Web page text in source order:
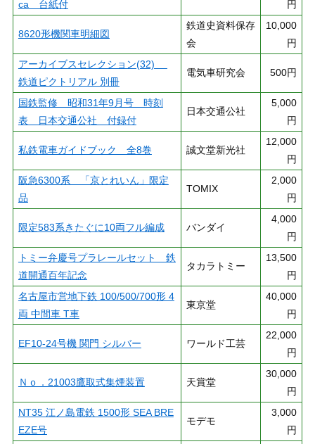
ca 台紙付 円
8620形機関車明細図
鉄道史資料保存
会
10,000
円
アーカイブスセレクション(32)
鉄道ピクトリアル 別冊
電気車研究会 500円
国鉄監修 昭和31年9月号 時刻
表 日本交通公社 付録付
日本交通公社
5,000
円
私鉄電車ガイドブック 全8巻 誠文堂新光社
12,000
円
阪急6300系 「京とれいん」限定
品
TOMIX
2,000
円
限定583系きたぐに10両フル編成 バンダイ
4,000
円
トミー弁慶号プラレールセット 鉄
道開通百年記念
タカラトミー
13,500
円
名古屋市営地下鉄 100/500/700形 4
両 中間車 T車
東京堂
40,000
円
EF10-24号機 関門 シルバー ワールド工芸
22,000
円
Ｎｏ．21003鷹取式集煙装置 天賞堂
30,000
円
NT35 江ノ島電鉄 1500形 SEA BRE
EZE号
モデモ
3,000
円